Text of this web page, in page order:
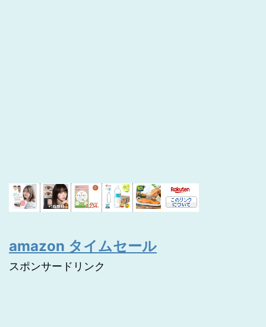
amazon タイムセール
スポンサードリンク